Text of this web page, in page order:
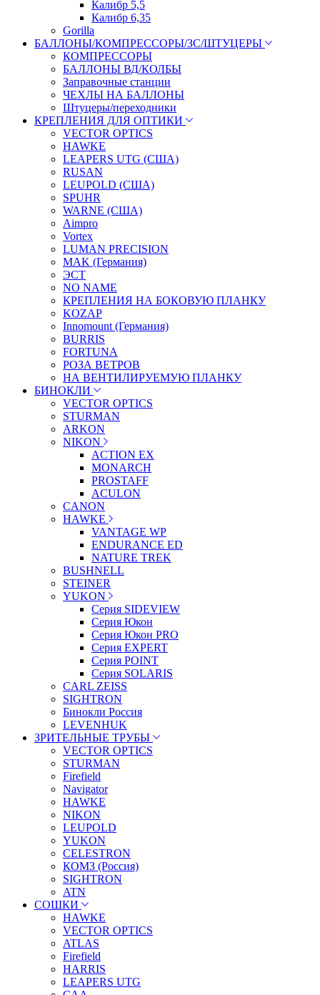
Калибр 5,5
Калибр 6,35
Gorilla
БАЛЛОНЫ/КОМПРЕССОРЫ/ЗС/ШТУЦЕРЫ
КОМПРЕССОРЫ
БАЛЛОНЫ ВД/КОЛБЫ
Заправочные станции
ЧЕХЛЫ НА БАЛЛОНЫ
Штуцеры/переходники
КРЕПЛЕНИЯ ДЛЯ ОПТИКИ
VECTOR OPTICS
HAWKE
LEAPERS UTG (США)
RUSAN
LEUPOLD (США)
SPUHR
WARNE (США)
Aimpro
Vortex
LUMAN PRECISION
MAK (Германия)
ЭСТ
NO NAME
КРЕПЛЕНИЯ НА БОКОВУЮ ПЛАНКУ
KOZAP
Innomount (Германия)
BURRIS
FORTUNA
РОЗА ВЕТРОВ
НА ВЕНТИЛИРУЕМУЮ ПЛАНКУ
БИНОКЛИ
VECTOR OPTICS
STURMAN
ARKON
NIKON
ACTION EX
MONARCH
PROSTAFF
ACULON
CANON
HAWKE
VANTAGE WP
ENDURANCE ED
NATURE TREK
BUSHNELL
STEINER
YUKON
Серия SIDEVIEW
Серия Юкон
Серия Юкон PRO
Серия EXPERT
Серия POINT
Серия SOLARIS
CARL ZEISS
SIGHTRON
Бинокли Россия
LEVENHUK
ЗРИТЕЛЬНЫЕ ТРУБЫ
VECTOR OPTICS
STURMAN
Firefield
Navigator
HAWKE
NIKON
LEUPOLD
YUKON
CELESTRON
КОМЗ (Россия)
SIGHTRON
ATN
СОШКИ
HAWKE
VECTOR OPTICS
ATLAS
Firefield
HARRIS
LEAPERS UTG